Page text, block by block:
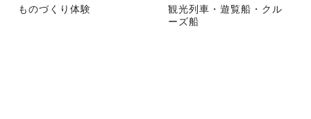
ものづくり体験
観光列車・遊覧船・クル
ーズ船